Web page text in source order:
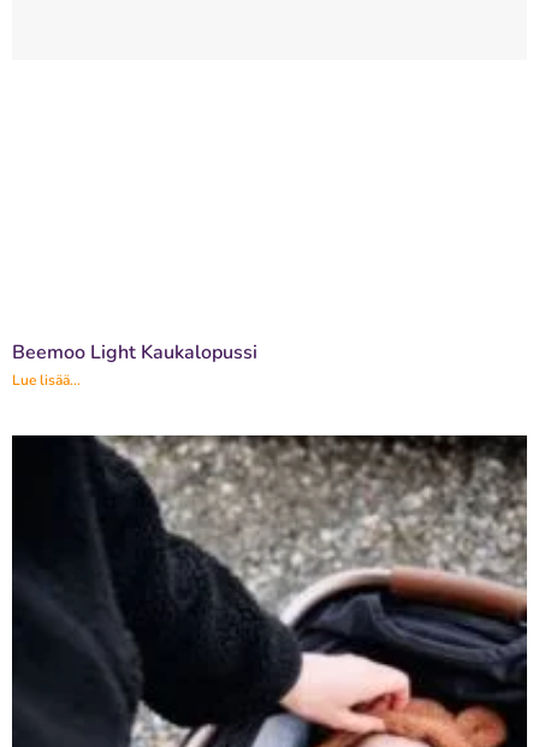
Beemoo Light Kaukalopussi
Lue lisää...